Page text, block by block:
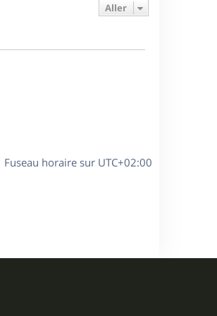
Aller
Fuseau horaire sur UTC+02:00